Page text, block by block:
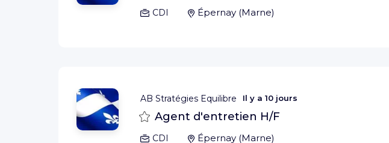
CDI Épernay(Marne)
AB Stratégies Equilibre Il y a 10 jours
Sauvegarder
Agent d'entretien H/F
CDI Épernay(Marne)